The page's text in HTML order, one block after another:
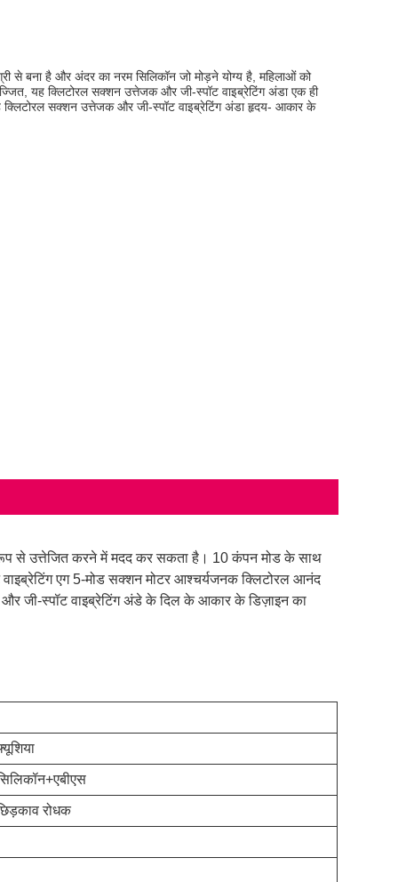
से बना है और अंदर का नरम सिलिकॉन जो मोड़ने योग्य है, महिलाओं को
यह क्लिटोरल सक्शन उत्तेजक और जी-स्पॉट वाइब्रेटिंग अंडा एक ही
सक्शन उत्तेजक और जी-स्पॉट वाइब्रेटिंग अंडा हृदय- आकार के
रूप से उत्तेजित करने में मदद कर सकता है। 10 कंपन मोड के साथ
एग 5-मोड सक्शन मोटर आश्चर्यजनक क्लिटोरल आनंद
और जी-स्पॉट वाइब्रेटिंग अंडे के दिल के आकार के डिज़ाइन का
रोधक